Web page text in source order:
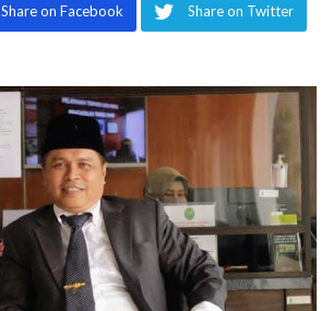
Share on Facebook Share on Twitter